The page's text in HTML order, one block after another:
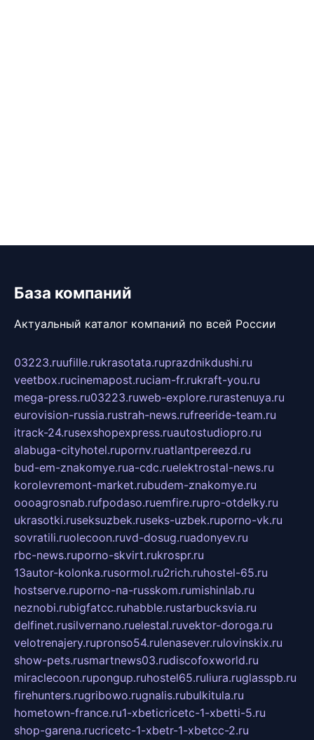
База компаний
Актуальный каталог компаний по всей России
03223.ruufille.rukrasotata.ruprazdnikdushi.ru
veetbox.rucinemapost.ruciam-fr.rukraft-you.ru
mega-press.ru03223.ruweb-explore.rurastenuya.ru
eurovision-russia.rustrah-news.rufreeride-team.ru
itrack-24.rusexshopexpress.ruautostudiopro.ru
alabuga-cityhotel.rupornv.ruatlantpereezd.ru
bud-em-znakomye.rua-cdc.ruelektrostal-news.ru
korolevremont-market.rubudem-znakomye.ru
oooagrosnab.rufpodaso.ruemfire.rupro-otdelky.ru
ukrasotki.ruseksuzbek.ruseks-uzbek.ruporno-vk.ru
sovratili.ruolecoon.ruvd-dosug.ruadonyev.ru
rbc-news.ruporno-skvirt.rukrospr.ru
13autor-kolonka.rusormol.ru2rich.ruhostel-65.ru
hostserve.ruporno-na-russkom.rumishinlab.ru
neznobi.rubigfatcc.ruhabble.rustarbucksvia.ru
delfinet.rusilvernano.ruelestal.ruvektor-doroga.ru
velotrenajery.rupronso54.rulenasever.rulovinskix.ru
show-pets.rusmartnews03.rudiscofoxworld.ru
miraclecoon.rupongup.ruhostel65.ruliura.ruglasspb.ru
firehunters.rugribowo.rugnalis.rubulkitula.ru
hometown-france.ru1-xbeticricetc-1-xbetti-5.ru
shop-garena.rucricetc-1-xbetr-1-xbetcc-2.ru